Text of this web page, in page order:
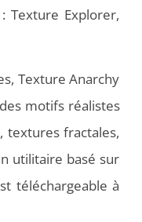
Texture Explorer,
Texture Anarchy
motifs réalistes
textures fractales,
utilitaire basé sur
téléchargeable à